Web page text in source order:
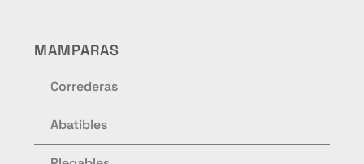
MAMPARAS
Correderas
Abatibles